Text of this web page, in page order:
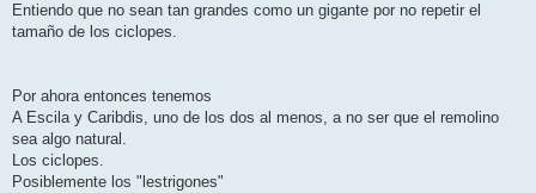
Entiendo que no sean tan grandes como un gigante por no repetir el
tamaño de los ciclopes.
Por ahora entonces tenemos
A Escila y Caribdis, uno de los dos al menos, a no ser que el remolino
sea algo natural.
Los ciclopes.
Posiblemente los "lestrigones"